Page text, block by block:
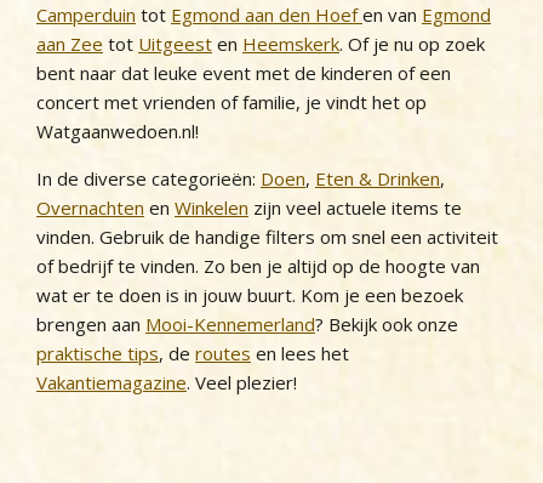
Camperduin tot Egmond aan den Hoefen van Egmond
aan Zee tot Uitgeest en Heemskerk. Of je nu op zoek
bent naar dat leuke event met de kinderen of een
concert met vrienden of familie, je vindt het op
Watgaanwedoen.nl!
In de diverse categorieën: Doen, Eten & Drinken,
Overnachten en Winkelen zijn veel actuele items te
vinden. Gebruik de handige filters om snel een activiteit
of bedrijf te vinden. Zo ben je altijd op de hoogte van
wat er te doen is in jouw buurt. Kom je een bezoek
brengen aan Mooi-Kennemerland? Bekijk ook onze
praktische tips, de routes en lees het
Vakantiemagazine. Veel plezier!